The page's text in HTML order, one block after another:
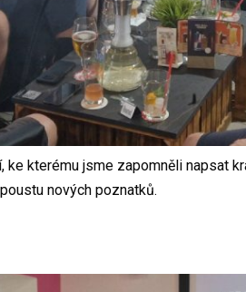
kterému jsme zapomněli napsat
nových poznatků.